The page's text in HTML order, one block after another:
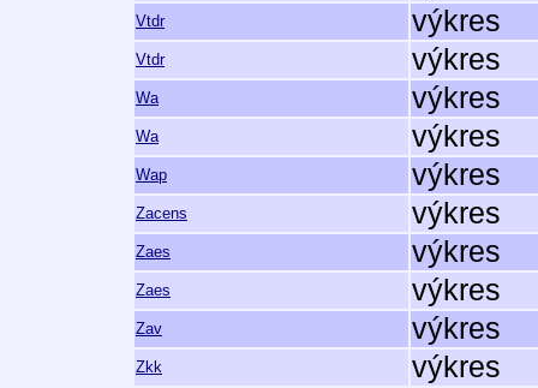
Vtdr výkres
Vtdr výkres
Wa výkres
Wa výkres
Wap výkres
Zacens výkres
Zaes výkres
Zaes výkres
Zav výkres
Zkk výkres